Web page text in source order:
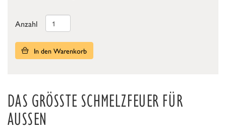
Anzahl
In den Warenkorb
DAS GRÖSSTE SCHMELZFEUER FÜR A
USSEN